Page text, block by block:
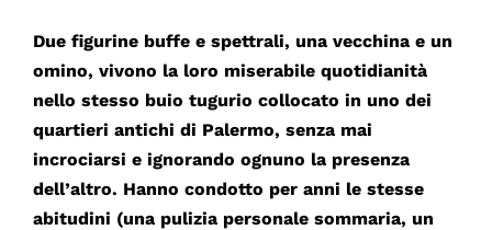
Due figurine buffe e spettrali, una vecchina e un
omino, vivono la loro miserabile quotidianità
nello stesso buio tugurio collocato in uno dei
quartieri antichi di Palermo, senza mai
incrociarsi e ignorando ognuno la presenza
dell’altro. Hanno condotto per anni le stesse
abitudini (una pulizia personale sommaria, un